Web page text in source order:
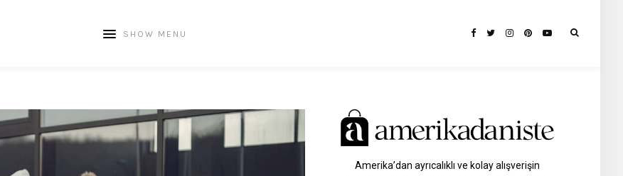
SHOW MENU
Amerika’dan ayrıcalıklı ve kolay alışverişin